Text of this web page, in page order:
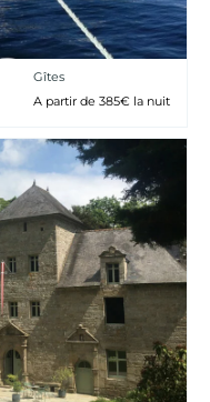
Gîtes
A partir de 385€ la nuit